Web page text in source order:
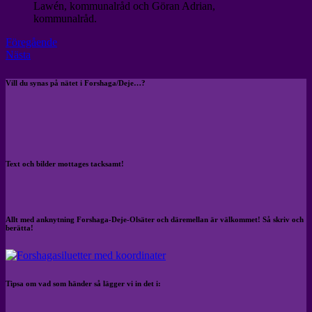
Lawén, kommunalråd och Göran Adrian,
kommunalråd.
Föregående
Nästa
Vill du synas på nätet i Forshaga/Deje…?
Text och bilder mottages tacksamt!
Allt med anknytning Forshaga-Deje-Olsäter och däremellan är välkommet! Så skriv och
berätta!
Tipsa om vad som händer så lägger vi in det i: